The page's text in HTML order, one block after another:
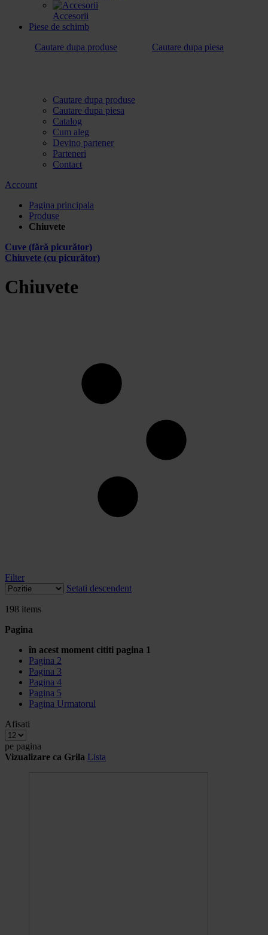
Accesorii
Piese de schimb
Cautare dupa produse
Cautare dupa piesa
Cautare dupa produse
Cautare dupa piesa
Catalog
Cum aleg
Devino partener
Parteneri
Contact
Account
Pagina principala
Produse
Chiuvete
Cuve (fără picurător)
Chiuvete (cu picurător)
Chiuvete
Filter
Setati descendent
198 items
Pagina
în acest moment cititi pagina 1
Pagina 2
Pagina 3
Pagina 4
Pagina 5
Pagina Urmatorul
Afisati
pe pagina
Vizualizare ca Grila Lista